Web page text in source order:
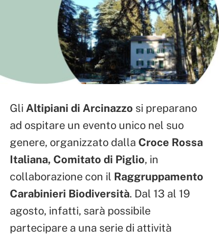
Gli Altipiani di Arcinazzo si preparano
ad ospitare un evento unico nel suo
genere, organizzato dalla Croce Rossa
Italiana, Comitato di Piglio, in
collaborazione con il Raggruppamento
Carabinieri Biodiversità. Dal 13 al 19
agosto, infatti, sarà possibile
partecipare a una serie di attività